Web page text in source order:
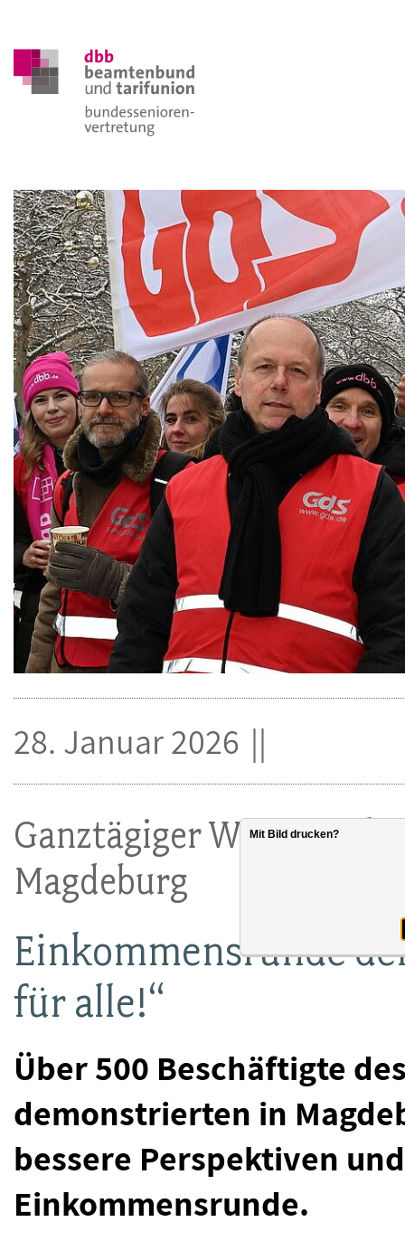
Ganztägiger Warnstreik
Magdeburg
Einkommensrunde
für alle!“
Über 500 Beschäftigte
demonstrierten in
bessere Perspektiven
Einkommensrunde.
28. Januar 2026
Mit Bild drucken?